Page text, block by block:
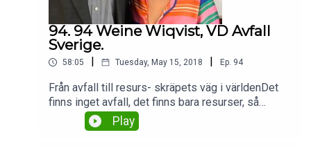
94. 94 Weine Wiqvist, VD Avfall
Sverige.
58:05 Tuesday, May 15, 2018 Ep. 94
Från avfall till resurs- skräpets väg i världenDet
finns inget avfall, det finns bara resurser, så
sammanfattar dagens gäst Weine Wiqvist VD för
Avfall Sverige situationen och fortsätter berätta
Play